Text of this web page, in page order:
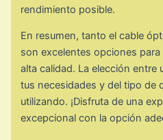
rendimiento posible.
En resumen, tanto el cable
son excelentes opciones
alta calidad. La elección entre
tus necesidades y del tipo de
utilizando. ¡Disfruta de una
excepcional con la opción